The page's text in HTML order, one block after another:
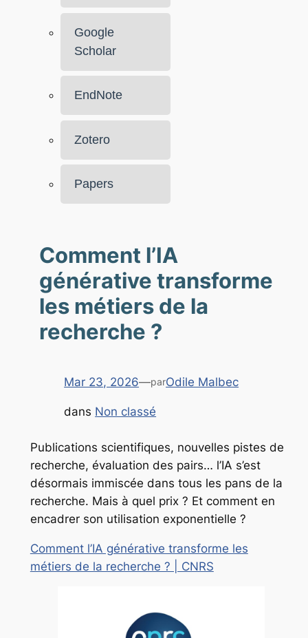
Google
Scholar
EndNote
Zotero
Papers
Comment l’IA
générative transforme
les métiers de la
recherche ?
Mar 23, 2026—parOdile Malbec
dans Non classé
Publications scientifiques, nouvelles pistes de
recherche, évaluation des pairs… l’IA s’est
désormais immiscée dans tous les pans de la
recherche. Mais à quel prix ? Et comment en
encadrer son utilisation exponentielle ?
Comment l’IA générative transforme les
métiers de la recherche ? | CNRS